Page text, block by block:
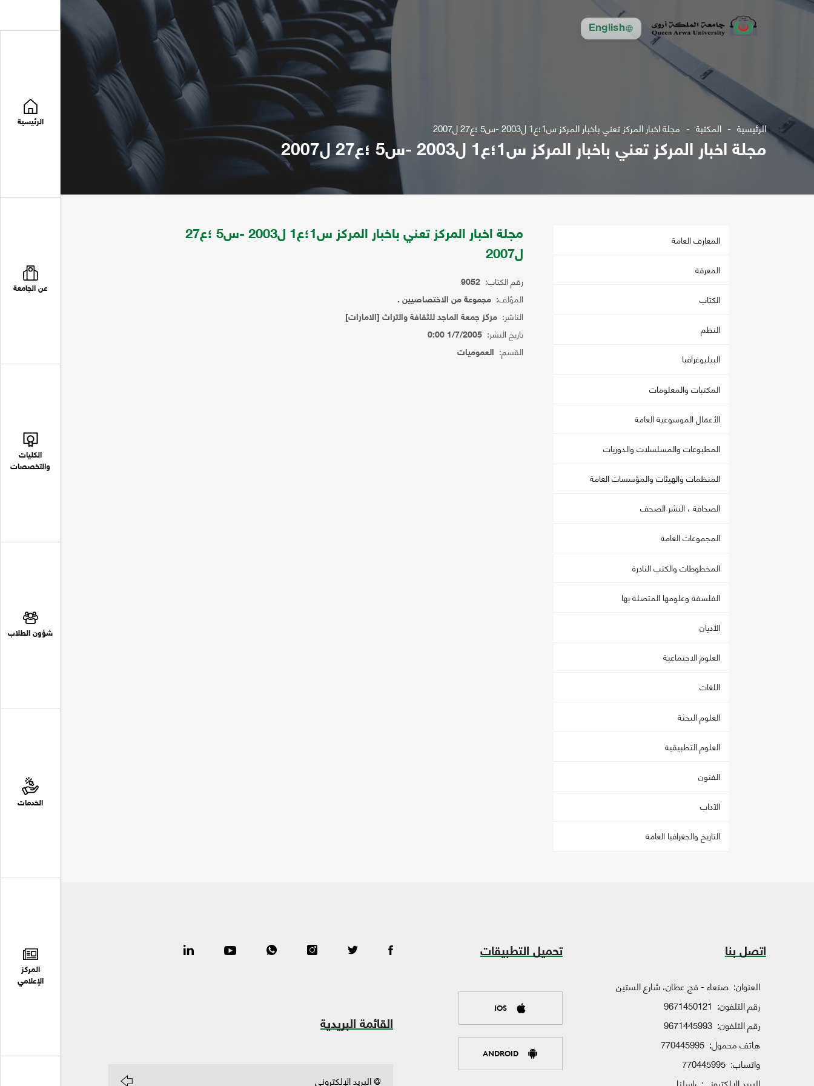
English
الرئيسية
عن الجامعة
الكليات
والتخصصات
شؤون الطلاب
الخدمات
المركز
الإعلامي
الرئيسية المكتبة مجلة اخبار المركز تعني باخبار المركز س1؛ع1 ل2003 -س5 ؛ع27 ل2007
مجلة اخبار المركز تعني باخبار المركز س1؛ع1 ل2003 -س5 ؛ع27 ل2007
المعارف العامة
المعرفة
الكتاب
النظم
البيليوغرافيا
المكتبات والمعلومات
الأعمال الموسوعية العامة
المطبوعات والمسلسلات والدوريات
المنظمات والهيئات والمؤسسات العامة
الصحافة ، النشر الصحف
المجموعات العامة
المخطوطات والكتب النادرة
الفلسفة وعلومها المتصلة بها
الأديان
العلوم الاجتماعية
اللغات
العلوم البحثة
العلوم التطبيقية
الفنون
الآداب
التاريخ والجغرافيا العامة
مجلة اخبار المركز تعني باخبار المركز س1؛ع1 ل2003 -س5 ؛ع27
ل2007
رقم الكتاب: 9052
المؤلف: مجموعة من الاختصاصيين .
الناشر: مركز جمعة الماجد للثقافة والتراث [الامارات]
تاريخ النشر: 1/7/2005 0:00
القسم: العموميات
اتصل بنا
العنوان: صنعاء - فج عطان، شارع الستين
رقم التلفون: 9671450121
رقم التلفون: 9671445993
هاتف محمول: 770445995
واتساب: 770445995
تحميل التطبيقات
IOS
ANDROID
القائمة البريدية